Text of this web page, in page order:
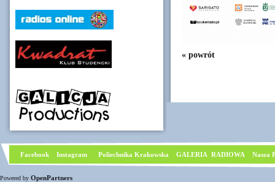
« powrót
Facebook Instagram Poliechnika Krakowska GALERIA RADIOWA Nasza
Powered by OpenPartners